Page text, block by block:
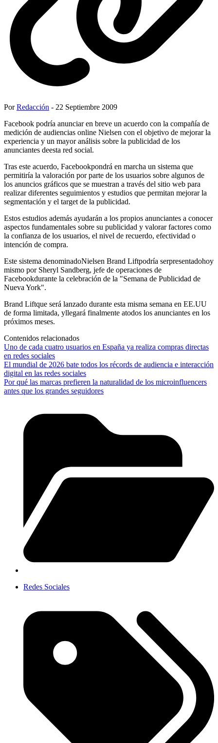
PorRedacción - 22 Septiembre 2009
Facebook podría anunciar en breve un acuerdo con la compañía de
medición de audiencias online Nielsen con el objetivo de mejorar la
experiencia y un mayor análisis sobre la publicidad de los
anunciantes deesta red social.
Tras este acuerdo, Facebookpondrá en marcha un sistema que
permitiría la valoración por parte de los usuarios sobre algunos de
los anuncios gráficos que se muestran a través del sitio web para
realizar diferentes seguimientos y estudios que permitan mejorar la
segmentación y el target de la publicidad.
Estos estudios además ayudarán a los propios anunciantes a conocer
aspectos fundamentales sobre su publicidad y valorar factores como
la confianza de los usuarios, el nivel de recuerdo, efectividad o
intención de compra.
Este sistema denominadoNielsen Brand Liftpodría serpresentadohoy
mismo por Sheryl Sandberg, jefe de operaciones de
Facebookdurante la celebración de la "Semana de Publicidad de
Nueva York".
Brand Liftque será lanzado durante esta misma semana en EE.UU
de forma limitada, yllegará finalmente atodos los anunciantes en los
próximos meses.
Contenidos relacionados
Uno de cada cuatro usuarios en España ya realiza compras directas
en redes sociales
El mundial de 2026 bate todos los récords de audiencia e interacción
digital en las redes sociales
Por qué las marcas prefieren la naturalidad de los microinfluencers
antes que los grandes seguidores
Redes Sociales